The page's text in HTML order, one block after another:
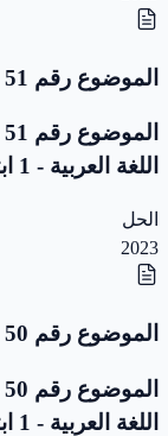
الموضوع رقم 51
اللغة العربية - 1 ابتدائي
الحل
2023
الموضوع رقم 50
اللغة العربية - 1 ابتدائي